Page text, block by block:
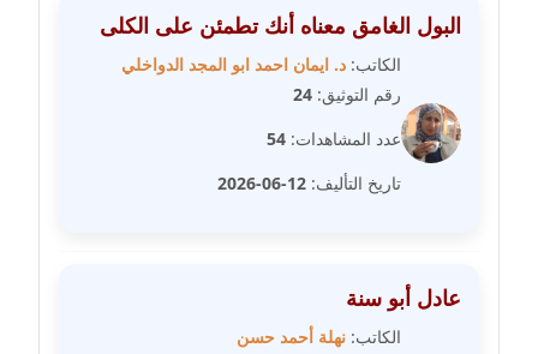
مدونة ريهام الخميسي
عاملة
مدونة زينات مطاوع
مدونة زينب حمدي
عاملة
البول الغامق معناه أنك تطمئن على الكلى
الكاتب: د. ايمان احمد ابو المجد الدواخلي
رقم التوثيق: 24
عدد المشاهدات: 54
تاريخ التأليف: 12-06-2026
عادل أبو سنة
الكاتب: نهلة أحمد حسن